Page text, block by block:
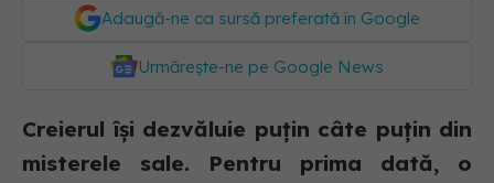
Adaugă-ne ca sursă preferată în Google
Urmărește-ne pe Google News
Creierul își dezvăluie puțin câte puțin din
misterele sale. Pentru prima dată, o